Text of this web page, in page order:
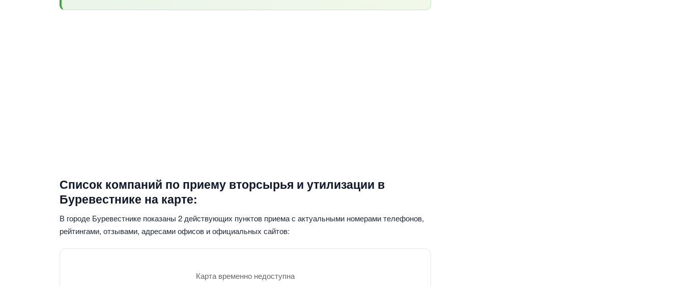
Список компаний по приему вторсырья и утилизации в
Буревестнике на карте:
В городе Буревестнике показаны 2 действующих пунктов приема с актуальными номерами телефонов,
рейтингами, отзывами, адресами офисов и официальных сайтов:
Карта временно недоступна